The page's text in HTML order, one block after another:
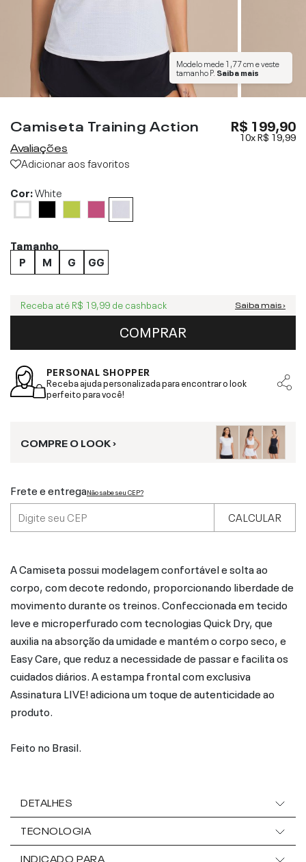
Modelo mede1,77 cme veste
tamanhoP. Saiba mais
Camiseta Training Action
Avaliações
Adicionar aos favoritos
R$ 199,90
10xR$ 19,99
Cor:White
Tamanho
P
M G GG
Receba até R$ 19,99 de cashback Saiba mais ›
COMPRAR
PERSONAL SHOPPER
Receba ajuda personalizada para encontrar o look
perfeito para você!
COMPRE O LOOK ›
Frete e entregaNão sabe seu CEP?
CALCULAR
A Camiseta possui modelagem confortável e solta ao
corpo, com decote redondo, proporcionando liberdade de
movimento durante os treinos. Confeccionada em tecido
leve e microperfurado com tecnologias Quick Dry, que
auxilia na absorção da umidade e mantém o corpo seco, e
Easy Care, que reduz a necessidade de passar e facilita os
cuidados diários. A estampa frontal com exclusiva
Assinatura LIVE! adiciona um toque de autenticidade ao
produto.
Feito no Brasil.
DETALHES
TECNOLOGIA
INDICADO PARA